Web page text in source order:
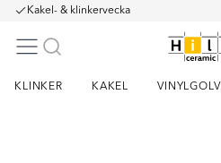
Kakel- & klinkervecka
KLINKER KAKEL VINYLGOLV